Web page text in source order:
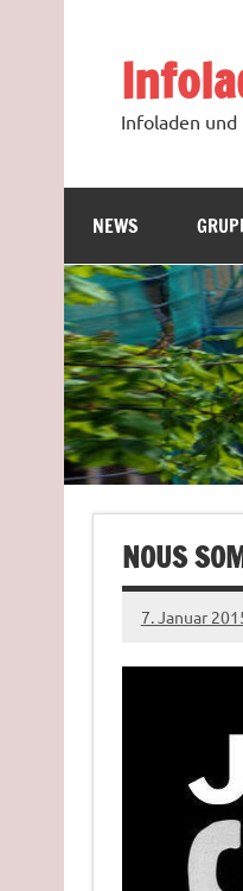
Infoladen
NEWS
NOUS
7. Januar